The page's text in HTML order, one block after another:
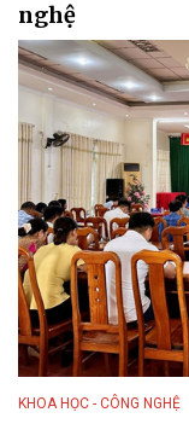
nghệ
KHOA HỌC - CÔNG NGHỆ